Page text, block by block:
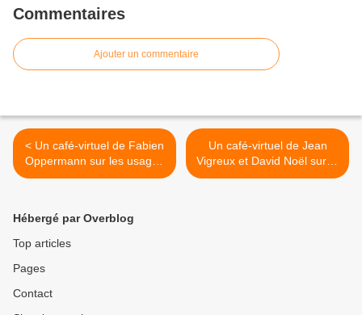
Commentaires
Ajouter un commentaire
< Un café-virtuel de Fabien
Oppermann sur les usages
de Versailles de l'Empire à
Un café-virtuel de Jean
Vigreux et David Noël sur le
Congrès de Tours le 2
Hébergé par Overblog
Top articles
Pages
Contact